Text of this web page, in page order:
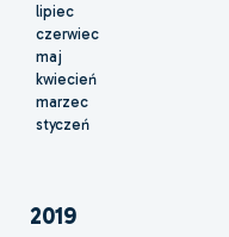
lipiec
czerwiec
maj
kwiecień
marzec
styczeń
2019